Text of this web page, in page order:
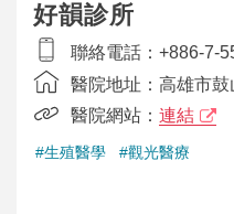
好韻診所
聯絡電話： +886-7-
醫院地址： 高雄市鼓
醫院網站： 連結
#生殖醫學 #觀光醫療